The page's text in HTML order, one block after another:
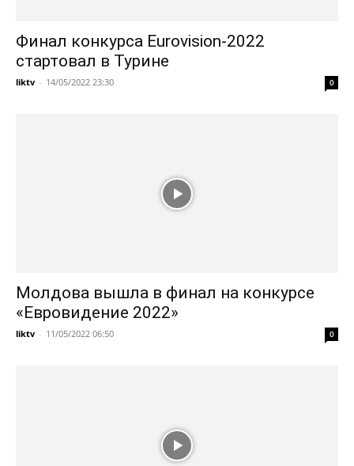
Финал конкурса Eurovision-2022
стартовал в Турине
liktv - 14/05/2022 23:30 0
Молдова вышла в финал на конкурсе
«Евровидение 2022»
liktv - 11/05/2022 06:50 0